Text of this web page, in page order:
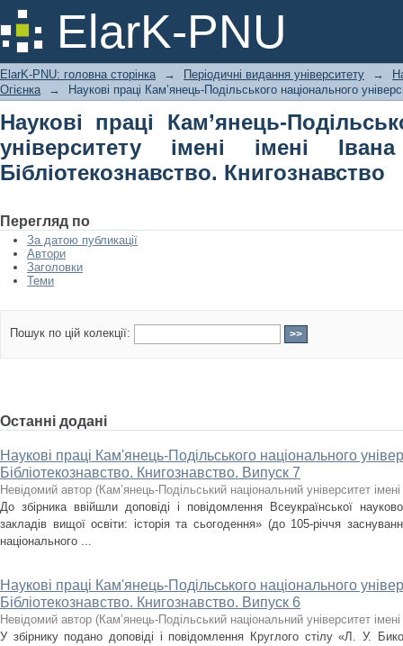
ElarK-PNU
Наукові праці Кам’янець-
імені Івана Огієнка. Серія:
ElarK-PNU: головна сторінка → Періодичні видання університету →
Огієнка
→ Наукові праці Кам’янець-Подільського національного
Наукові праці Кам’янець-
університету імені імені
Бібліотекознавство. Книгознавство
Перегляд по
За датою публикації
Автори
Заголовки
Теми
Пошук по цій колекції:
Останні додані
Наукові праці Кам'янець-Подільського національного
Бібліотекознавство. Книгознавство. Випуск 7
Невідомий автор (Кам’янець-Подільський національний університет
До збірника ввійшли доповіді і повідомлення Всеукраїнської
закладів вищої освіти: історія та сьогодення» (до 105-річчя
національного ...
Наукові праці Кам'янець-Подільського національного
Бібліотекознавство. Книгознавство. Випуск 6
Невідомий автор (Кам’янець-Подільський національний університет
У збірнику подано доповіді і повідомлення Круглого стілу «Л. У.